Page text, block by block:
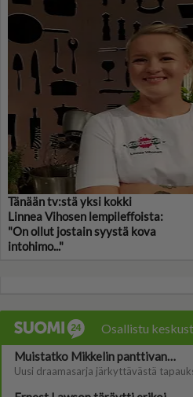
Tänään tv:stä yksi kokki
Linnea Vihosen lempileffoista:
"On ollut jostain syystä kova
intohimo..."